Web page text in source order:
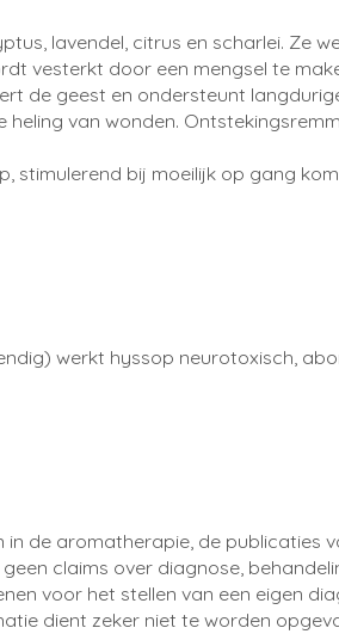
lavendel, citrus en scharlei. Ze
vesterkt door een mengsel te
de geest en ondersteunt
van wonden.
stimulerend bij moeilijk op gang
werkt hyssop neurotoxisch,
de aromatherapie, de publicaties
claims over diagnose,
voor het stellen van een eigen
dient zeker niet te worden